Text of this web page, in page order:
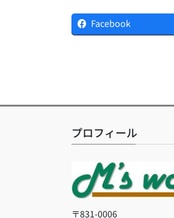
Facebook
プロフィール
〒831-0006